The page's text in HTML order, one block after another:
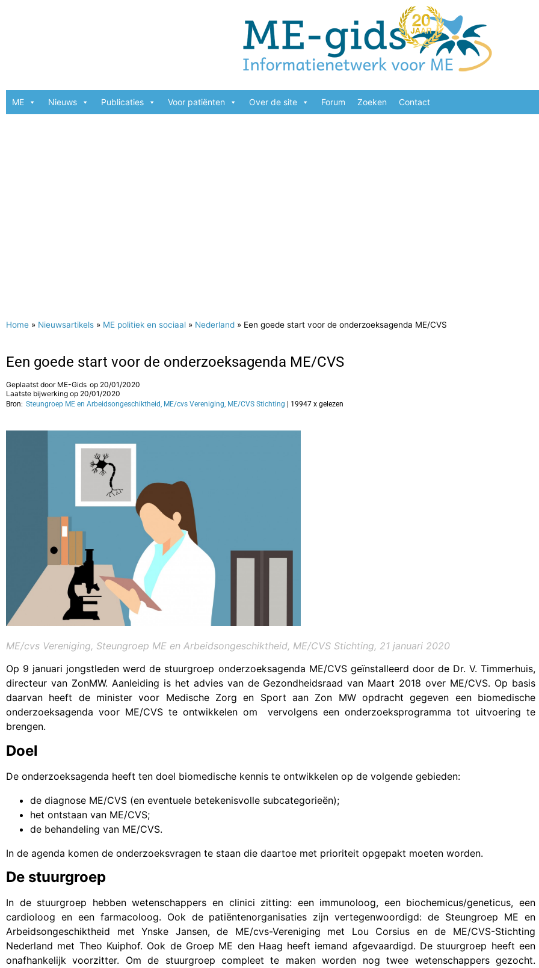
ME Nieuws Publicaties Voor patiënten Over de site Forum Zoeken Contact
Home » Nieuwsartikels » ME politiek en sociaal » Nederland » Een goede start voor de onderzoeksagenda ME/CVS
Een goede start voor de onderzoeksagenda ME/CVS
Geplaatst door ME-Gids op 20/01/2020
Laatste bijwerking op 20/01/2020
Bron: Steungroep ME en Arbeidsongeschiktheid, ME/cvs Vereniging, ME/CVS Stichting | 19947 x gelezen
ME/cvs Vereniging, Steungroep ME en Arbeidsongeschiktheid, ME/CVS Stichting, 21 januari 2020
Op 9 januari jongstleden werd de stuurgroep onderzoeksagenda ME/CVS geïnstalleerd door de Dr. V. Timmerhuis,
directeur van ZonMW. Aanleiding is het advies van de Gezondheidsraad van Maart 2018 over ME/CVS. Op basis
daarvan heeft de minister voor Medische Zorg en Sport aan Zon MW opdracht gegeven een biomedische
onderzoeksagenda voor ME/CVS te ontwikkelen om vervolgens een onderzoeksprogramma tot uitvoering te
brengen.
Doel
De onderzoeksagenda heeft ten doel biomedische kennis te ontwikkelen op de volgende gebieden:
de diagnose ME/CVS (en eventuele betekenisvolle subcategorieën);
het ontstaan van ME/CVS;
de behandeling van ME/CVS.
In de agenda komen de onderzoeksvragen te staan die daartoe met prioriteit opgepakt moeten worden.
De stuurgroep
In de stuurgroep hebben wetenschappers en clinici zitting: een immunoloog, een biochemicus/geneticus, een
cardioloog en een farmacoloog. Ook de patiëntenorganisaties zijn vertegenwoordigd: de Steungroep ME en
Arbeidsongeschiktheid met Ynske Jansen, de ME/cvs-Vereniging met Lou Corsius en de ME/CVS-Stichting
Nederland met Theo Kuiphof. Ook de Groep ME den Haag heeft iemand afgevaardigd. De stuurgroep heeft een
onafhankelijk voorzitter. Om de stuurgroep compleet te maken worden nog twee wetenschappers gezocht.